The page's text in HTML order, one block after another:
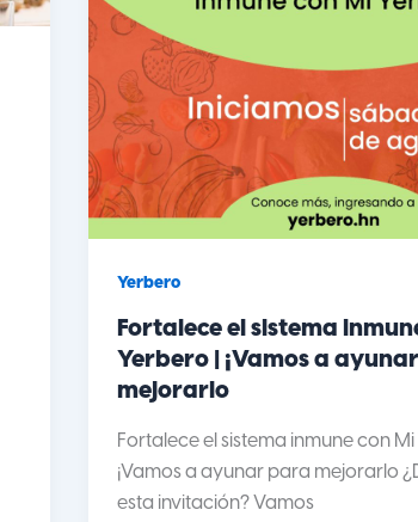
Yerbero
Fortalece el sistema
Yerbero | ¡Vamos a
mejorarlo
Fortalece el sistema inmune con Mi
¡Vamos a ayunar para mejorarlo
esta invitación? Vamos